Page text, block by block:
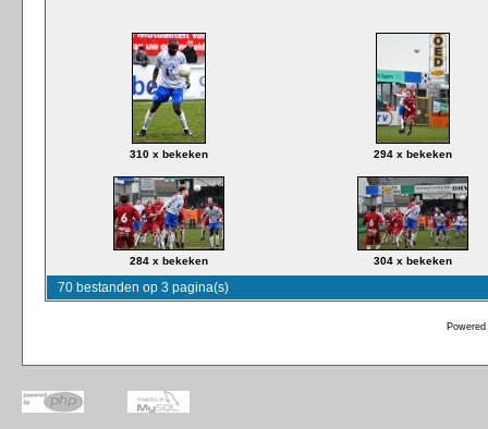
310 x bekeken 294 x bekeken
284 x bekeken 304 x bekeken
70 bestanden op 3 pagina(s)